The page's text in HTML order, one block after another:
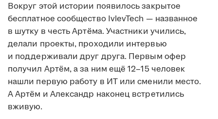
Вокруг этой истории появилось закрытое
бесплатное сообщество IvlevTech — названное
в шутку в честь Артёма. Участники учились,
делали проекты, проходили интервью
и поддерживали друг друга. Первым офер
получил Артём, а за ним ещё 12–15 человек
нашли первую работу в ИТ или сменили место.
А Артём и Александр наконец встретились
вживую.